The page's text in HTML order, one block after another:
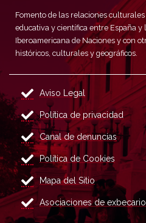
Fomento de las relaciones
educativa y científica entre España y
Iberoamericana de Naciones y con
históricos, culturales y geográficos.
Aviso Legal
Política de privacidad
Canal de denuncias
Política de Cookies
Mapa del Sitio
Asociaciones de